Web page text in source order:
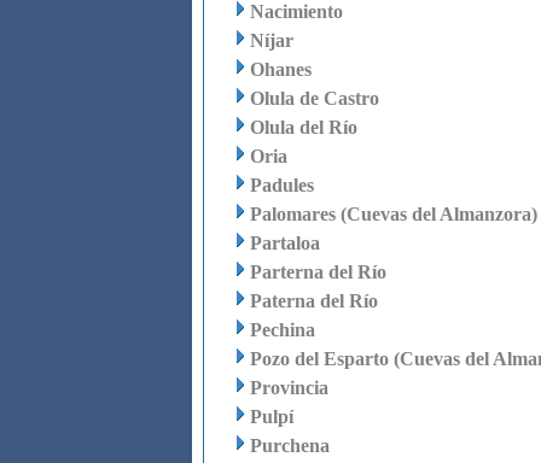
Nacimiento
Níjar
Ohanes
Olula de Castro
Olula del Río
Oria
Padules
Palomares (Cuevas del Almanzora)
Partaloa
Parterna del Río
Paterna del Río
Pechina
Pozo del Esparto (Cuevas del
Provincia
Pulpí
Purchena